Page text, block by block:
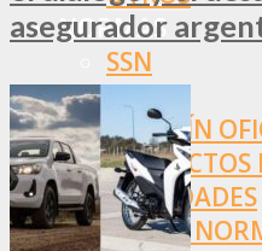
NORMAS
SSN
SRT
BOLETÍN
PROYECTOS
SOCIEDADES
OTRAS
asegurador